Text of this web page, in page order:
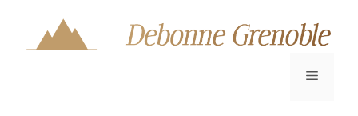
contenu
Menu